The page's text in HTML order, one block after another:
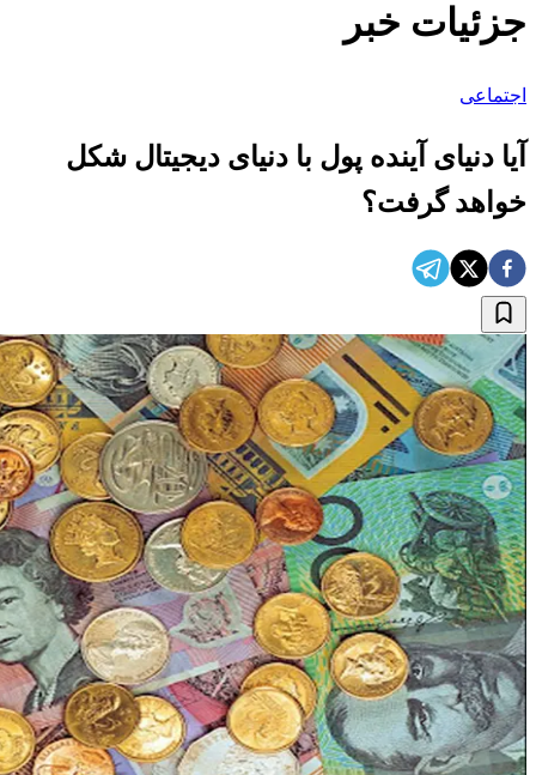
جزئیات خبر
اجتماعی
آیا دنیای آینده پول با دنیای دیجیتال شکل
خواهد گرفت؟